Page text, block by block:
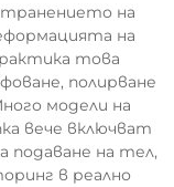
на
на
това
полирване
модели на
вече включват
подаване на тел,
в реално